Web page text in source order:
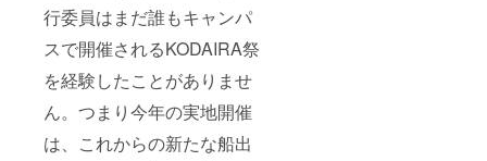
行委員はまだ誰もキャンパ
スで開催されるKODAIRA祭
を経験したことがありませ
ん。つまり今年の実地開催
は、これからの新たな船出